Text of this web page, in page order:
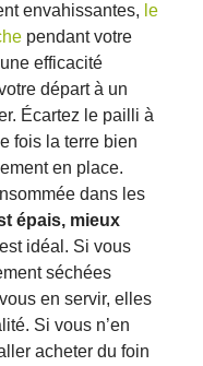
envahissantes, le
pendant votre
efficacité
départ à un
Écartez le pailli à
fois la terre bien
en place.
dans les
épais, mieux
idéal. Si vous
séchées
en servir, elles
Si vous n’en
acheter du foin